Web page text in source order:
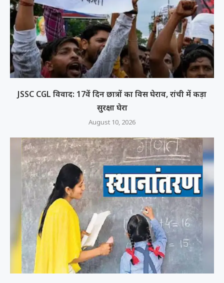
JSSC CGL विवाद: 17वें दिन छात्रों का विस घेराव, रांची में कड़ा
सुरक्षा घेरा
August 10, 2026